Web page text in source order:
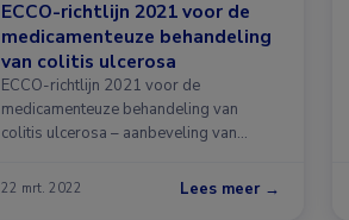
ECCO-richtlijn 2021 voor de
medicamenteuze behandeling
van colitis ulcerosa
ECCO-richtlijn 2021 voor de
medicamenteuze behandeling van
colitis ulcerosa – aanbeveling van
22 mrt. 2022 Lees meer →